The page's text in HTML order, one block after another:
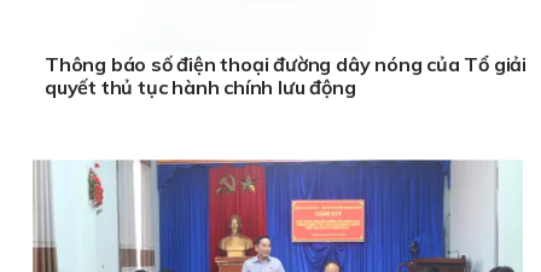
Thông báo số điện thoại đường dây nóng của Tổ giải
quyết thủ tục hành chính lưu động